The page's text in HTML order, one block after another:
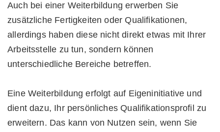
Auch bei einer Weiterbildung erwerben Sie
zusätzliche Fertigkeiten oder Qualifikationen,
allerdings haben diese nicht direkt etwas mit Ihrer
Arbeitsstelle zu tun, sondern können
unterschiedliche Bereiche betreffen.
Eine Weiterbildung erfolgt auf Eigeninitiative und
dient dazu, Ihr persönliches Qualifikationsprofil zu
erweitern. Das kann von Nutzen sein, wenn Sie